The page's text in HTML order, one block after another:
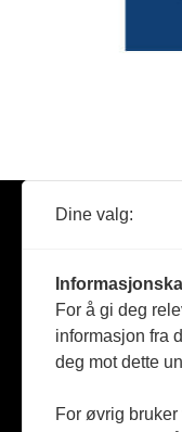
Dine valg:
For å gi deg
informasjon fra
deg mot dette
For øvrig